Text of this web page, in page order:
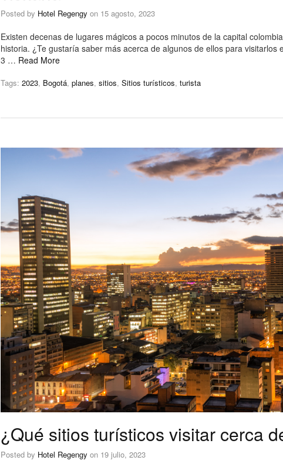
Posted by Hotel Regengy on 15 agosto, 2023
Existen decenas de lugares mágicos a pocos minutos de la capital
historia. ¿Te gustaría saber más acerca de algunos de ellos para
3 … Read More
Tags: 2023, Bogotá, planes, sitios, Sitios turísticos, turista
¿Qué sitios turísticos visitar cerca
Posted by Hotel Regengy on 19 julio, 2023